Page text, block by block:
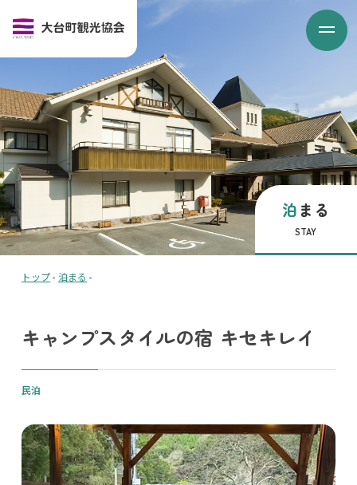
泊まる
STAY
トップ - 泊まる -
キャンプスタイルの宿 ​キセキレイ
民泊